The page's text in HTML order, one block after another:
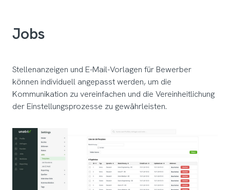
Jobs
Stellenanzeigen und E-Mail-Vorlagen für Bewerber
können individuell angepasst werden, um die
Kommunikation zu vereinfachen und die Vereinheitlichung
der Einstellungsprozesse zu gewährleisten.